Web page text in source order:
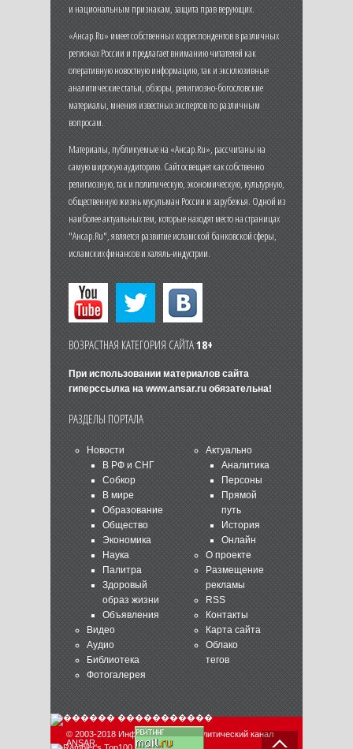
и национальным признакам, защита прав верующих.
«Ансар.Ru» имеет собственных корреспондентов в различных
регионах России и предлагает вниманию читателей как
оперативную новостную информацию, так и эксклюзивные
аналитические статьи, обзоры, религиозно-богословские
материалы, мнения известных экспертов по различным
вопросам.
Материалы, публикуемые на «Ансар.Ru», рассчитаны на
самую широкую аудиторию. Сайт освещает как собственно
религиозную, так и политическую, экономическую, культурную,
общественную жизнь мусульман России и зарубежья. Одной из
наиболее актуальных тем, которые находят место на страницах
"Ансар.Ru", является развитие исламской банковской сферы,
исламских финансов и халяль-индустрии.
ВОЗРАСТНАЯ КАТЕГОРИЯ САЙТА18+
При использовании материалов сайта
гиперссылка на www.ansar.ruобязательна!
РАЗДЕЛЫ ПОРТАЛА
Новости
В РФ и СНГ
Собкор
В мире
Образование
Общество
Экономика
Наука
Палитра
Здоровый
образ жизни
Объявления
Видео
Аудио
Библиотека
Фотогалерея
Актуально
Аналитика
Персоны
Прямой
путь
История
Онлайн
О проекте
Размещение
рекламы
RSS
Контакты
Карта сайта
Облако
тегов
© 2003-2018 Информационно-аналитический канал
ANSAR